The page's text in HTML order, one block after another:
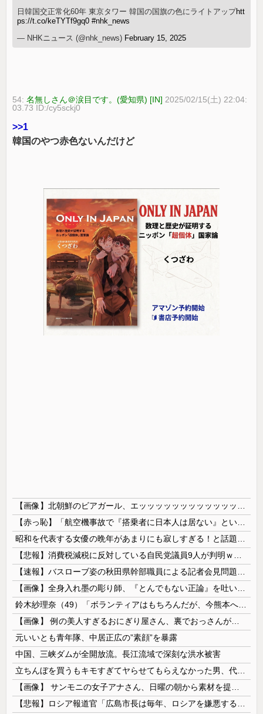
日韓国交正常化60年 東京タワー 韓国の国旗の色にライトアップhtt
ps://t.co/keTYTf9gq0 #nhk_news
— NHKニュース (@nhk_news) February 15, 2025
54:名無しさん＠涙目です。(愛知県) [IN] 2025/02/15(土) 22:04:
03.73 ID:/cy5sckj0
>>1
韓国のやつ赤色ないんだけど
元いいとも青年隊、中居正広の”素顔”を暴露
中国、三峡ダムが全開放流。長江流域で深刻な洪水被害